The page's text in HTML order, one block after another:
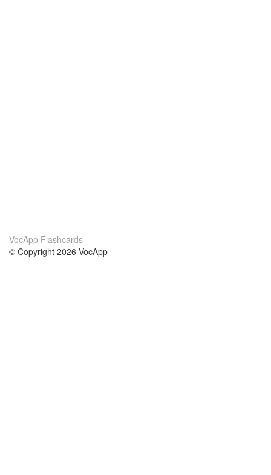
VocApp Flashcards
© Copyright 2026 VocApp